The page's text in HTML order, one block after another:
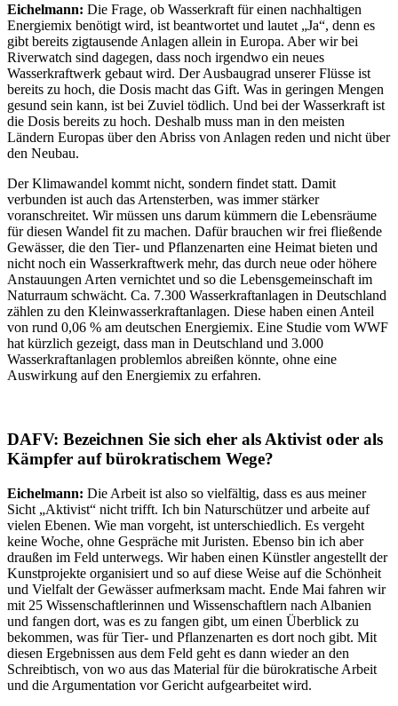
Eichelmann: Die Frage, ob Wasserkraft für einen nachhaltigen
Energiemix benötigt wird, ist beantwortet und lautet „Ja“, denn es
gibt bereits zigtausende Anlagen allein in Europa. Aber wir bei
Riverwatch sind dagegen, dass noch irgendwo ein neues
Wasserkraftwerk gebaut wird. Der Ausbaugrad unserer Flüsse ist
bereits zu hoch, die Dosis macht das Gift. Was in geringen Mengen
gesund sein kann, ist bei Zuviel tödlich. Und bei der Wasserkraft ist
die Dosis bereits zu hoch. Deshalb muss man in den meisten
Ländern Europas über den Abriss von Anlagen reden und nicht über
den Neubau.
Der Klimawandel kommt nicht, sondern findet statt. Damit
verbunden ist auch das Artensterben, was immer stärker
voranschreitet. Wir müssen uns darum kümmern die Lebensräume
für diesen Wandel fit zu machen. Dafür brauchen wir frei fließende
Gewässer, die den Tier- und Pflanzenarten eine Heimat bieten und
nicht noch ein Wasserkraftwerk mehr, das durch neue oder höhere
Anstauungen Arten vernichtet und so die Lebensgemeinschaft im
Naturraum schwächt. Ca. 7.300 Wasserkraftanlagen in Deutschland
zählen zu den Kleinwasserkraftanlagen. Diese haben einen Anteil
von rund 0,06 % am deutschen Energiemix. Eine Studie vom WWF
hat kürzlich gezeigt, dass man in Deutschland und 3.000
Wasserkraftanlagen problemlos abreißen könnte, ohne eine
Auswirkung auf den Energiemix zu erfahren.
DAFV: Bezeichnen Sie sich eher als Aktivist oder als
Kämpfer auf bürokratischem Wege?
Eichelmann: Die Arbeit ist also so vielfältig, dass es aus meiner
Sicht „Aktivist“ nicht trifft. Ich bin Naturschützer und arbeite auf
vielen Ebenen. Wie man vorgeht, ist unterschiedlich. Es vergeht
keine Woche, ohne Gespräche mit Juristen. Ebenso bin ich aber
draußen im Feld unterwegs. Wir haben einen Künstler angestellt der
Kunstprojekte organisiert und so auf diese Weise auf die Schönheit
und Vielfalt der Gewässer aufmerksam macht. Ende Mai fahren wir
mit 25 Wissenschaftlerinnen und Wissenschaftlern nach Albanien
und fangen dort, was es zu fangen gibt, um einen Überblick zu
bekommen, was für Tier- und Pflanzenarten es dort noch gibt. Mit
diesen Ergebnissen aus dem Feld geht es dann wieder an den
Schreibtisch, von wo aus das Material für die bürokratische Arbeit
und die Argumentation vor Gericht aufgearbeitet wird.